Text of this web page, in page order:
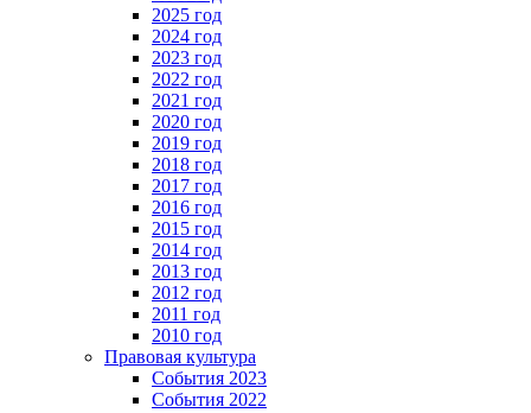
2025 год
2024 год
2023 год
2022 год
2021 год
2020 год
2019 год
2018 год
2017 год
2016 год
2015 год
2014 год
2013 год
2012 год
2011 год
2010 год
Правовая культура
События 2023
События 2022